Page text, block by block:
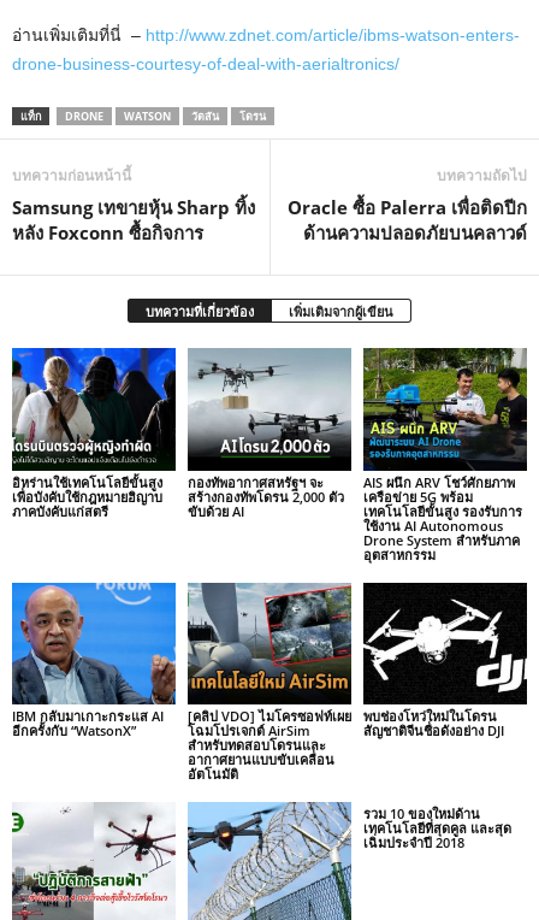
อ่านเพิ่มเติมที่นี่ – http://www.zdnet.com/article/ibms-watson-enters-
drone-business-courtesy-of-deal-with-aerialtronics/
แท็ก DRONE WATSON วัตสัน โดรน
บทความก่อนหน้านี้
Samsung เทขายหุ้น Sharp ทิ้ง
หลัง Foxconn ซื้อกิจการ
บทความถัดไป
Oracle ซื้อ Palerra เพื่อติดปีก
ด้านความปลอดภัยบนคลาวด์
บทความที่เกี่ยวข้อง เพิ่มเติมจากผู้เขียน
อิหร่านใช้เทคโนโลยีขั้นสูง
เพื่อบังคับใช้กฎหมายฮิญาบ
ภาคบังคับแก่สตรี
กองทัพอากาศสหรัฐฯ จะ
สร้างกองทัพโดรน 2,000 ตัว
ขับด้วย AI
AIS ผนึก ARV โชว์ศักยภาพ
เครือข่าย 5G พร้อม
เทคโนโลยีขั้นสูง รองรับการ
ใช้งาน AI Autonomous
Drone System สำหรับภาค
อุตสาหกรรม
IBM กลับมาเกาะกระแส AI
อีกครั้งกับ “WatsonX”
[คลิป VDO] ไมโครซอฟท์เผย
โฉมโปรเจกต์ AirSim
สำหรับทดสอบโดรนและ
อากาศยานแบบขับเคลื่อน
อัตโนมัติ
พบช่องโหว่ใหม่ในโดรน
สัญชาติจีนชื่อดังอย่าง DJI
รวม 10 ของใหม่ด้าน
เทคโนโลยีที่สุดคูล และสุด
เฉิ่มประจำปี 2018